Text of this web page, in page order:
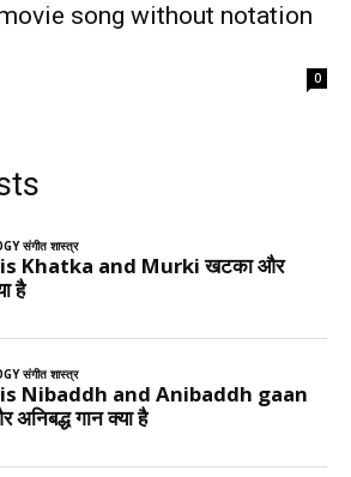
song without notation
0